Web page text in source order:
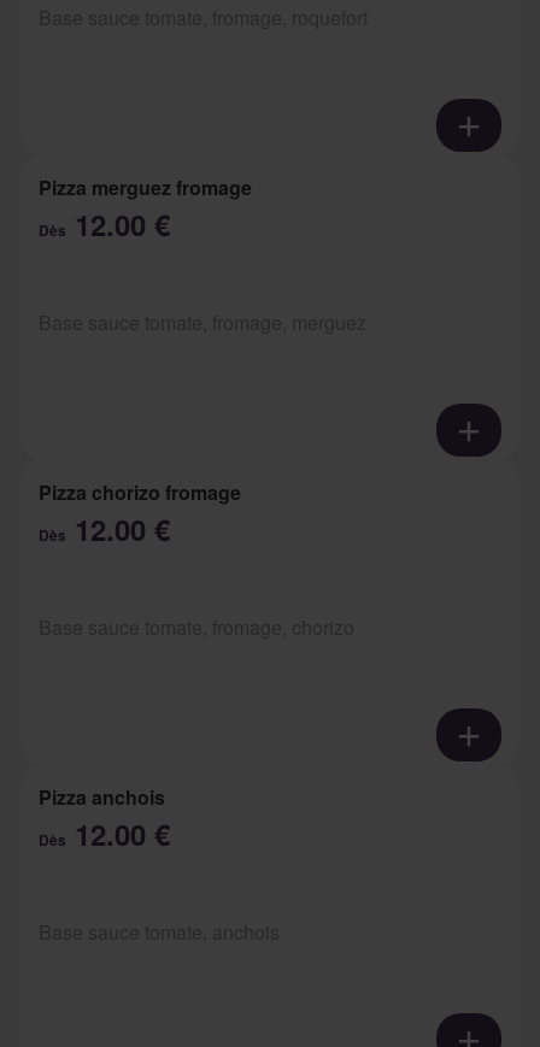
Pizza merguez fromage
Dès 12.00 €
Pizza chorizo fromage
Dès 12.00 €
Pizza anchois
Dès 12.00 €